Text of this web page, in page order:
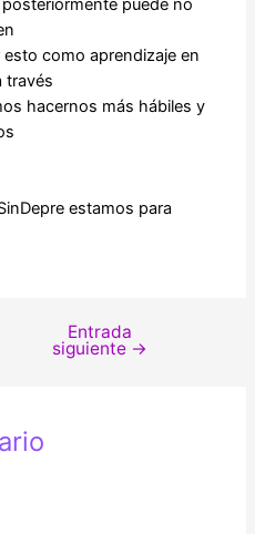
puede no
como aprendizaje en
través
hacernos más hábiles y
estamos para
Entrada
siguiente →